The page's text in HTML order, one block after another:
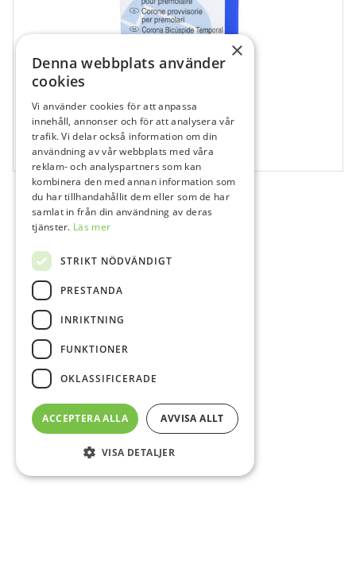
607121
Isoform kronor U54
5 st
×
Denna webbplats använder
cookies
Vi använder cookies för att anpassa
innehåll, annonser och för att analysera vår
trafik. Vi delar också information om din
användning av vår webbplats med våra
reklam- och analyspartners som kan
kombinera den med annan information som
du har tillhandahållit dem eller som de har
samlat in från din användning av deras
tjänster. Läs mer
STRIKT NÖDVÄNDIGT
PRESTANDA
INRIKTNING
FUNKTIONER
OKLASSIFICERADE
ACCEPTERA ALLA AVVISA ALLT
VISA DETALJER